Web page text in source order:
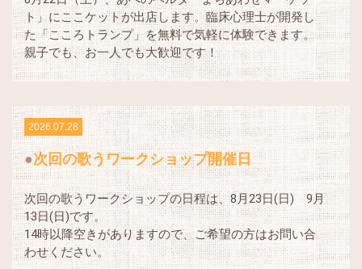
ト」にここケットが出店します。臨床心理士が開発し
た「こころトランプ」を無料で気軽に体験できます。
親子でも、お一人でも大歓迎です！
2026.07.28
次回の歌うワークショップ開催日
次回の歌うワークショップの日程は、8月23日(日) 9月
13日(日)です。
14時以降空きがありますので、ご希望の方はお問い合
わせください。